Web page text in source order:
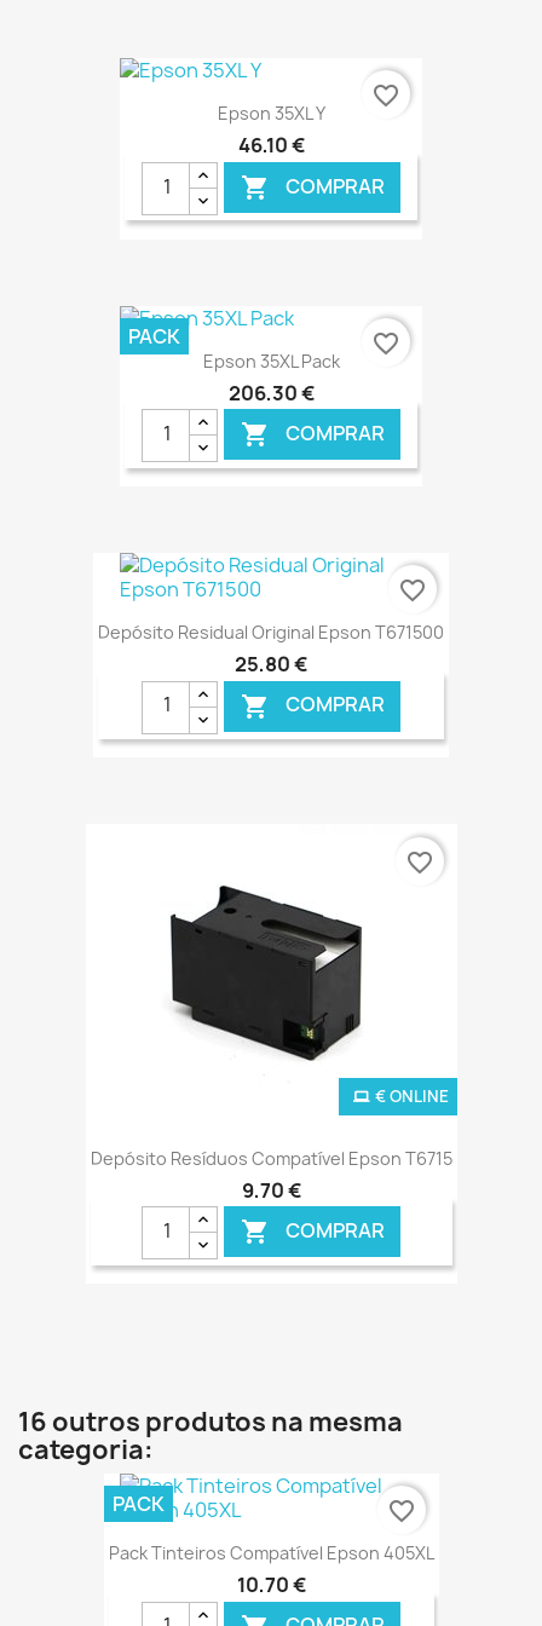
€ ONLINE
Epson 35XL Y
46,10 €
 COMPRAR
€ ONLINE
favorite_border
Epson 35XL Pack
206,30 €
 COMPRAR
€ ONLINE
PACK favorite_border
Depósito Residual Original Epson T671500
25,80 €
 COMPRAR
favorite_border
Depósito Resíduos Compatível Epson T6715
9,70 €
 COMPRAR
€ ONLINE
favorite_border
16 outros produtos na mesma
categoria:
Pack Tinteiros Compatível Epson 405XL
10,70 €
PACK favorite_border